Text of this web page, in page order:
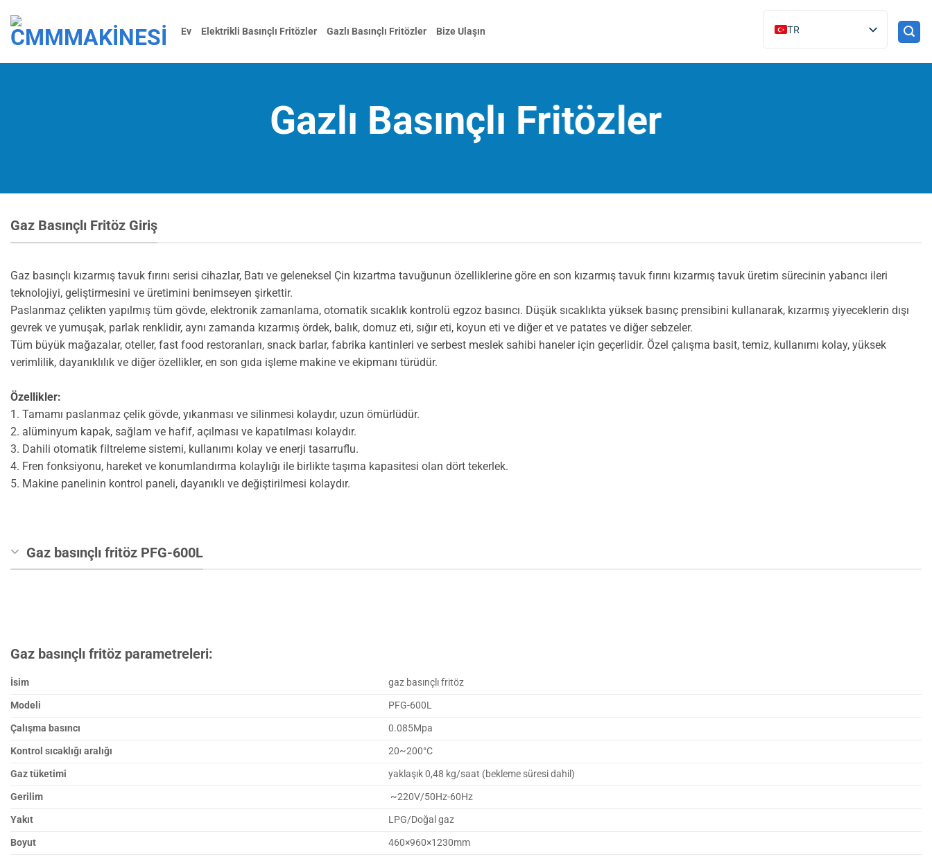
atla
Ev Elektrikli Basınçlı Fritözler Gazlı Basınçlı Fritözler Bize Ulaşın TR
Gazlı Basınçlı Fritözler
Gaz Basınçlı Fritöz Giriş
Gaz basınçlı kızarmış tavuk fırını serisi cihazlar, Batı ve geleneksel Çin kızartma tavuğunun özelliklerine göre en son kızarmış tavuk fırını kızarmış tavuk üretim sürecinin yabancı ileri
teknolojiyi, geliştirmesini ve üretimini benimseyen şirkettir.
Paslanmaz çelikten yapılmış tüm gövde, elektronik zamanlama, otomatik sıcaklık kontrolü egzoz basıncı. Düşük sıcaklıkta yüksek basınç prensibini kullanarak, kızarmış yiyeceklerin dışı
gevrek ve yumuşak, parlak renklidir, aynı zamanda kızarmış ördek, balık, domuz eti, sığır eti, koyun eti ve diğer et ve patates ve diğer sebzeler.
Tüm büyük mağazalar, oteller, fast food restoranları, snack barlar, fabrika kantinleri ve serbest meslek sahibi haneler için geçerlidir. Özel çalışma basit, temiz, kullanımı kolay, yüksek
verimlilik, dayanıklılık ve diğer özellikler, en son gıda işleme makine ve ekipmanı türüdür.
Özellikler:
1. Tamamı paslanmaz çelik gövde, yıkanması ve silinmesi kolaydır, uzun ömürlüdür.
2. alüminyum kapak, sağlam ve hafif, açılması ve kapatılması kolaydır.
3. Dahili otomatik filtreleme sistemi, kullanımı kolay ve enerji tasarruflu.
4. Fren fonksiyonu, hareket ve konumlandırma kolaylığı ile birlikte taşıma kapasitesi olan dört tekerlek.
5. Makine panelinin kontrol paneli, dayanıklı ve değiştirilmesi kolaydır.
Gaz basınçlı fritöz PFG-600L
Gaz basınçlı fritöz parametreleri:
İsim
gaz basınçlı fritöz
Modeli
PFG-600L
Çalışma basıncı
0.085Mpa
Kontrol sıcaklığı aralığı
20~200°C
Gaz tüketimi
yaklaşık 0,48 kg/saat (bekleme süresi dahil)
Gerilim
~220V/50Hz-60Hz
Yakıt
LPG/Doğal gaz
Boyut
460×960×1230mm